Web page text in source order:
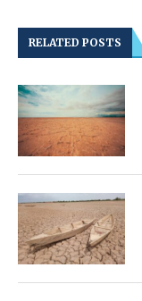
RELATED POSTS